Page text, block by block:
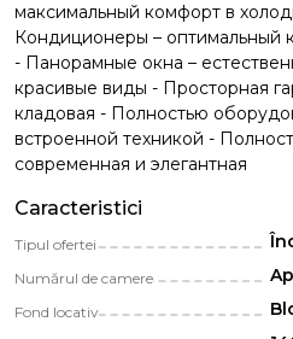
максимальный комфорт в
Кондиционеры – оптимальный
- Панорамные окна –
красивые виды - Просторная
кладовая - Полностью
встроенной техникой -
современная и элегантная
Caracteristici
Tipul ofertei
Numărul de camere
Fond locativ